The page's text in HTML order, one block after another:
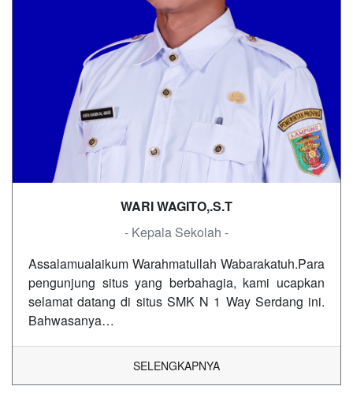
WARI WAGITO,.S.T
- Kepala Sekolah -
Assalamualaikum Warahmatullah Wabarakatuh.Para
pengunjung situs yang berbahagia, kami ucapkan
selamat datang di situs SMK N 1 Way Serdang ini.
Bahwasanya…
SELENGKAPNYA